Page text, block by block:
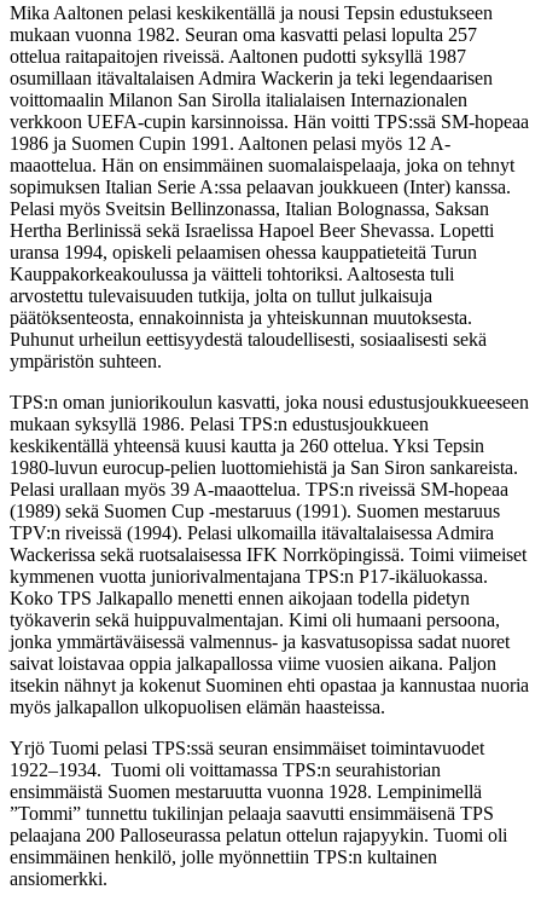
Mika Aaltonen pelasi keskikentällä ja nousi Tepsin edustukseen
mukaan vuonna 1982. Seuran oma kasvatti pelasi lopulta 257
ottelua raitapaitojen riveissä. Aaltonen pudotti syksyllä 1987
osumillaan itävaltalaisen Admira Wackerin ja teki legendaarisen
voittomaalin Milanon San Sirolla italialaisen Internazionalen
verkkoon UEFA-cupin karsinnoissa. Hän voitti TPS:ssä SM-hopeaa
1986 ja Suomen Cupin 1991. Aaltonen pelasi myös 12 A-
maaottelua. Hän on ensimmäinen suomalaispelaaja, joka on tehnyt
sopimuksen Italian Serie A:ssa pelaavan joukkueen (Inter) kanssa.
Pelasi myös Sveitsin Bellinzonassa, Italian Bolognassa, Saksan
Hertha Berlinissä sekä Israelissa Hapoel Beer Shevassa. Lopetti
uransa 1994, opiskeli pelaamisen ohessa kauppatieteitä Turun
Kauppakorkeakoulussa ja väitteli tohtoriksi. Aaltosesta tuli
arvostettu tulevaisuuden tutkija, jolta on tullut julkaisuja
päätöksenteosta, ennakoinnista ja yhteiskunnan muutoksesta.
Puhunut urheilun eettisyydestä taloudellisesti, sosiaalisesti sekä
ympäristön suhteen.
TPS:n oman juniorikoulun kasvatti, joka nousi edustusjoukkueeseen
mukaan syksyllä 1986. Pelasi TPS:n edustusjoukkueen
keskikentällä yhteensä kuusi kautta ja 260 ottelua. Yksi Tepsin
1980-luvun eurocup-pelien luottomiehistä ja San Siron sankareista.
Pelasi urallaan myös 39 A-maaottelua. TPS:n riveissä SM-hopeaa
(1989) sekä Suomen Cup -mestaruus (1991). Suomen mestaruus
TPV:n riveissä (1994). Pelasi ulkomailla itävaltalaisessa Admira
Wackerissa sekä ruotsalaisessa IFK Norrköpingissä. Toimi viimeiset
kymmenen vuotta juniorivalmentajana TPS:n P17-ikäluokassa.
Koko TPS Jalkapallo menetti ennen aikojaan todella pidetyn
työkaverin sekä huippuvalmentajan. Kimi oli humaani persoona,
jonka ymmärtäväisessä valmennus- ja kasvatusopissa sadat nuoret
saivat loistavaa oppia jalkapallossa viime vuosien aikana. Paljon
itsekin nähnyt ja kokenut Suominen ehti opastaa ja kannustaa nuoria
myös jalkapallon ulkopuolisen elämän haasteissa.
Yrjö Tuomi pelasi TPS:ssä seuran ensimmäiset toimintavuodet
1922–1934. Tuomi oli voittamassa TPS:n seurahistorian
ensimmäistä Suomen mestaruutta vuonna 1928. Lempinimellä
”Tommi” tunnettu tukilinjan pelaaja saavutti ensimmäisenä TPS
pelaajana 200 Palloseurassa pelatun ottelun rajapyykin. Tuomi oli
ensimmäinen henkilö, jolle myönnettiin TPS:n kultainen
ansiomerkki.